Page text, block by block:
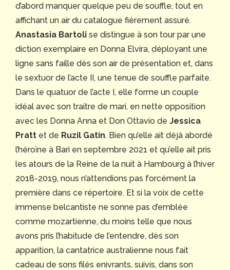
d’abord manquer quelque peu de souffle, tout en
affichant un air du catalogue fièrement assuré.
Anastasia Bartoli se distingue à son tour par une
diction exemplaire en Donna Elvira, déployant une
ligne sans faille dès son air de présentation et, dans
le sextuor de l’acte II, une tenue de souffle parfaite.
Dans le quatuor de l’acte I, elle forme un couple
idéal avec son traitre de mari, en nette opposition
avec les Donna Anna et Don Ottavio de Jessica
Pratt et de Ruzil Gatin. Bien qu’elle ait déjà abordé
l’héroïne à Bari en septembre 2021 et qu’elle ait pris
les atours de la Reine de la nuit à Hambourg à l’hiver
2018-2019, nous n’attendions pas forcément la
première dans ce répertoire. Et si la voix de cette
immense belcantiste ne sonne pas d’emblée
comme mozartienne, du moins telle que nous
avons pris l’habitude de l’entendre, dès son
apparition, la cantatrice australienne nous fait
cadeau de sons filés enivrants, suivis, dans son